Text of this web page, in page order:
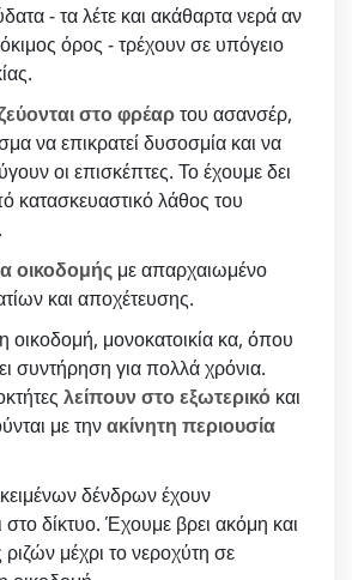
- τα λέτε και ακάθαρτα νερά αν
όρος - τρέχουν σε υπόγειο
στο φρέαρτου ασανσέρ,
να επικρατεί δυσοσμία και να
οι επισκέπτες. Το έχουμε δει
κατασκευαστικό λάθος του
οικοδομής με απαρχαιωμένο
και αποχέτευσης.
οικοδομή, μονοκατοικία κα, όπου
συντήρηση για πολλά χρόνια.
λείπουν στο εξωτερικό και
με τηνακίνητη περιουσία
δένδρων έχουν
στο δίκτυο. Έχουμε βρει ακόμη και
μέχρι το νεροχύτη σε